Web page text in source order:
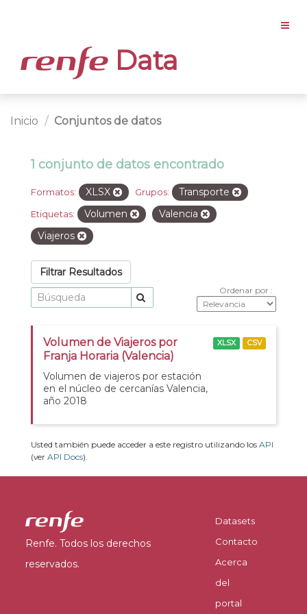
Data
Inicio Conjuntos de datos
1 conjunto de datos encontrado
Formatos: XLSX Grupos: Transporte
Etiquetas: Volumen
Valencia
Viajeros
Filtrar Resultados
Ordenar por
Volumen de Viajeros por
Franja Horaria (Valencia)
Volumen de viajeros por estación
en el núcleo de cercanías Valencia,
año 2018
XLSX CSV
Usted también puede acceder a este registro utilizando los API
(ver API Docs).
Renfe. Todos los derechos
reservados.
Datasets
Contacto
Acerca
del
portal